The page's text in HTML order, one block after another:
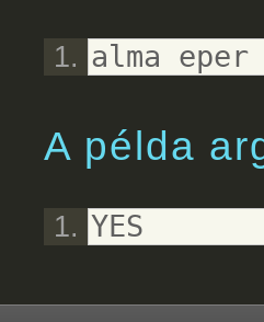
alma
A példa
YES